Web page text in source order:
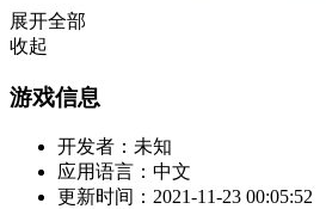
展开全部
收起
游戏信息
开发者： 未知
应用语言： 中文
更新时间： 2021-11-23 00:05:52